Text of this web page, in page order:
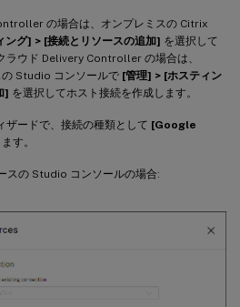
の場合は、オンプレミスの Citrix
ング] > [接続とリソースの追加] を選択して
ラウド Delivery Controller の場合は、
Studio コンソールで [管理] > [ホスティン
] を選択してホスト接続を作成します。
ザードで、接続の種類として [Google
す。
スの Studio コンソールの場合: